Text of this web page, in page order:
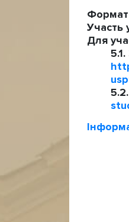
Формат
Участь
Для